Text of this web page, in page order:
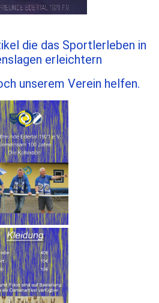
die das Sportlerleben in
erleichtern
unserem Verein helfen.